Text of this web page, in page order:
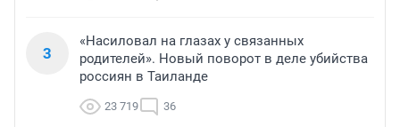
3
«Насиловал на глазах у связанных
родителей». Новый поворот в деле убийства
россиян в Таиланде
23 719 36